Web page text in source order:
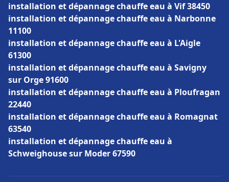
installation et dépannage chauffe eau à Vif 38450
installation et dépannage chauffe eau à Narbonne
11100
installation et dépannage chauffe eau à L'Aigle
61300
installation et dépannage chauffe eau à Savigny
sur Orge 91600
installation et dépannage chauffe eau à Ploufragan
22440
installation et dépannage chauffe eau à Romagnat
63540
installation et dépannage chauffe eau à
Schweighouse sur Moder 67590